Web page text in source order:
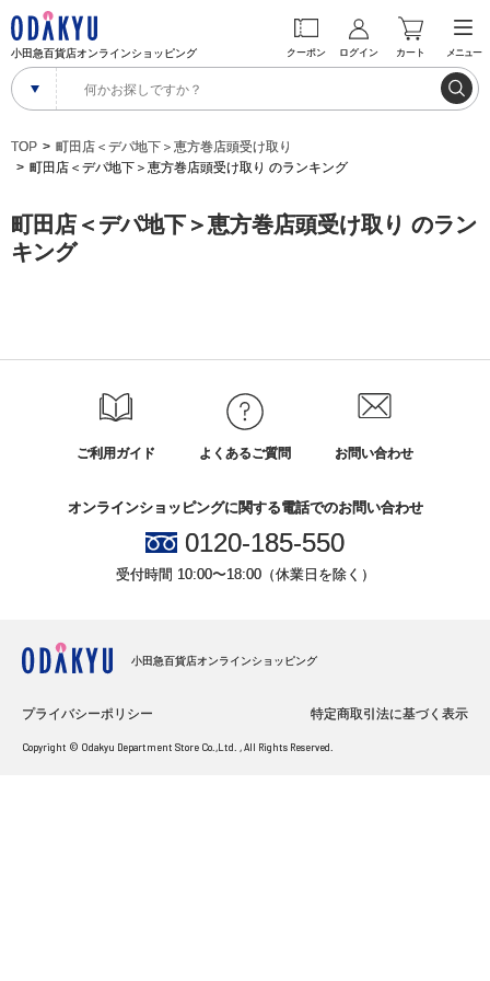
小田急百貨店オンラインショッピング クーポン ログイン カート メニュー
TOP
町田店＜デパ地下＞恵方巻店頭受け取り
町田店＜デパ地下＞恵方巻店頭受け取り のランキング
町田店＜デパ地下＞恵方巻店頭受け取り のラン
キング
ご利用ガイド よくあるご質問 お問い合わせ
オンラインショッピングに関する電話でのお問い合わせ
0120-185-550
受付時間 10:00〜18:00（休業日を除く）
小田急百貨店オンラインショッピング
プライバシーポリシー 特定商取引法に基づく表示
Copyright © Odakyu Department Store Co.,Ltd. , All Rights Reserved.